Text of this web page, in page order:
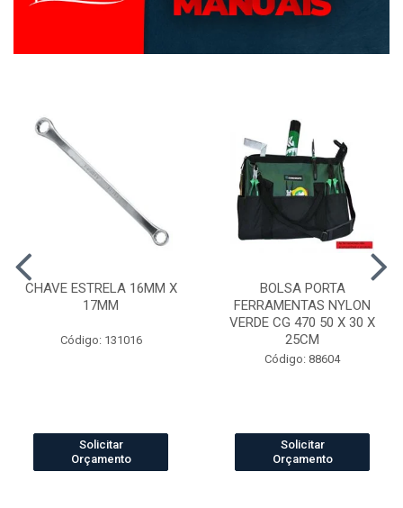
CHAVE ESTRELA 16MM X
17MM
Código: 131016
Solicitar
Orçamento
BOLSA PORTA
FERRAMENTAS NYLON
VERDE CG 470 50 X 30 X
25CM
Código: 88604
Solicitar
Orçamento